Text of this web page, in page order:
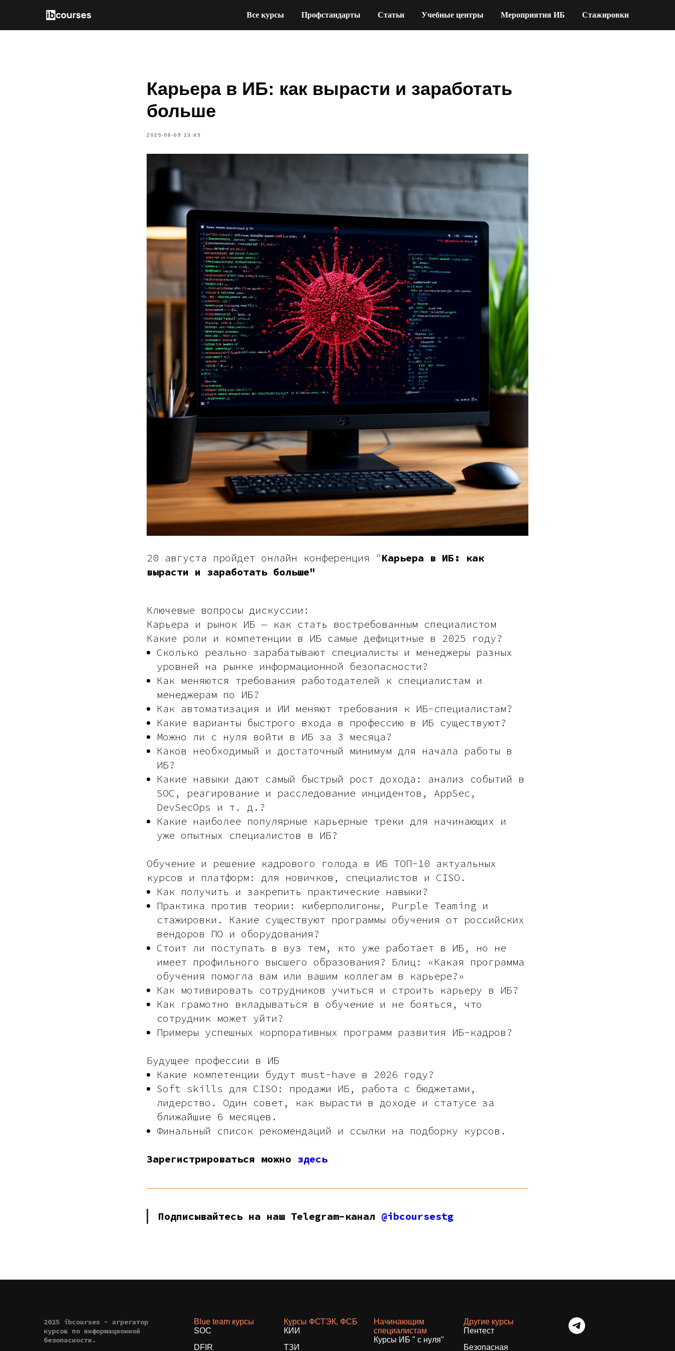
Все курсы Профстандарты Статьи Учебные центры Мероприятия ИБ Стажировки
Карьера в ИБ: как вырасти и заработать
больше
2025-08-09 13:45
20 августа пройдет онлайн конференция " Карьера в ИБ: как
вырасти и заработать больше"
Ключевые вопросы дискуссии:
Карьера и рынок ИБ — как стать востребованным специалистом
Какие роли и компетенции в ИБ самые дефицитные в 2025 году?
Сколько реально зарабатывают специалисты и менеджеры разных
уровней на рынке информационной безопасности?
Как меняются требования работодателей к специалистам и
менеджерам по ИБ?
Как автоматизация и ИИ меняют требования к ИБ-специалистам?
Какие варианты быстрого входа в профессию в ИБ существуют?
Можно ли с нуля войти в ИБ за 3 месяца?
Каков необходимый и достаточный минимум для начала работы в
ИБ?
Какие навыки дают самый быстрый рост дохода: анализ событий в
SOC, реагирование и расследование инцидентов, AppSec,
DevSecOps и т. д.?
Какие наиболее популярные карьерные треки для начинающих и
уже опытных специалистов в ИБ?
Обучение и решение кадрового голода в ИБ ТОП-10 актуальных
курсов и платформ: для новичков, специалистов и CISO.
Как получить и закрепить практические навыки?
Практика против теории: киберполигоны, Purple Teaming и
стажировки. Какие существуют программы обучения от российских
вендоров ПО и оборудования?
Стоит ли поступать в вуз тем, кто уже работает в ИБ, но не
имеет профильного высшего образования? Блиц: «Какая программа
обучения помогла вам или вашим коллегам в карьере?»
Как мотивировать сотрудников учиться и строить карьеру в ИБ?
Как грамотно вкладываться в обучение и не бояться, что
сотрудник может уйти?
Примеры успешных корпоративных программ развития ИБ-кадров?
Будущее профессии в ИБ
Какие компетенции будут must-have в 2026 году?
Soft skills для CISO: продажи ИБ, работа с бюджетами,
лидерство. Один совет, как вырасти в доходе и статусе за
ближайшие 6 месяцев.
Финальный список рекомендаций и ссылки на подборку курсов.
Зарегистрироваться можно здесь
Подписывайтесь на наш Telegram-канал @ibcoursestg
2025 ibcourses - агрегатор
курсов по информационной
безопасности.
Blue team курсы
SOC
DFIR
Курсы ФСТЭК, ФСБ
КИИ
ТЗИ
Начинающим
специалистам
Курсы ИБ " с нуля"
Другие курсы
Пентест
Безопасная